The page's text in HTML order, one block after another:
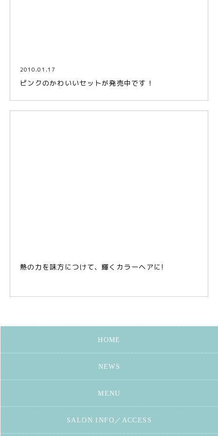
2010.01.17
ピンクのかわいいセットが発売中です！
熱の力を味方につけて、輝くカラーヘアに!
HOME
NEWS
MENU
SALON INFO／ACCESS